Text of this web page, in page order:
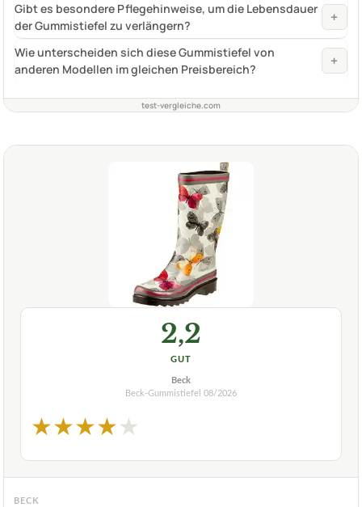
Gibt es besondere Pflegehinweise, um die Lebensdauer
der Gummistiefel zu verlängern?
+
Wie unterscheiden sich diese Gummistiefel von
anderen Modellen im gleichen Preisbereich?
+
test-vergleiche.com
2,2
GUT
Beck
Beck-Gummistiefel
08/2026
★★★★★
BECK